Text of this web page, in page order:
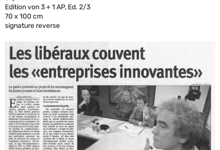
Edition von 3 + 1 AP, Ed. 2/3
70 x 100 cm
signature reverse